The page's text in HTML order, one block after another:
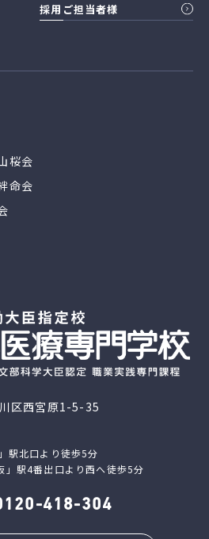
区西宮原1-5-35
駅北口より徒歩5分
」駅4番出口より西へ徒歩5分
418-304
採用ご担当者様
桜会
命会